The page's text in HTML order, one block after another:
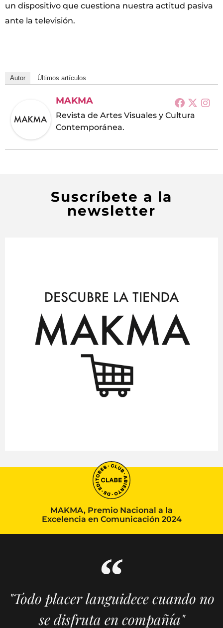
un dispositivo que cuestiona nuestra actitud pasiva
ante la televisión.
Autor Últimos artículos
MAKMA
Revista de Artes Visuales y Cultura
Contemporánea.
Suscríbete a la
newsletter
MAKMA, Premio Nacional a la
Excelencia en Comunicación 2024
"Todo placer languidece cuando no
se disfruta en compañía"